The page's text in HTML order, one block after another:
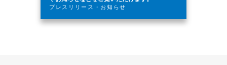
プレスリリース・お知らせ